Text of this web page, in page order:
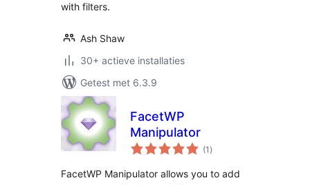
with filters.
Ash Shaw
30+ actieve installaties
Getest met 6.3.9
FacetWP
Manipulator
(1 totaal
waarderingen
)
FacetWP Manipulator allows you to add